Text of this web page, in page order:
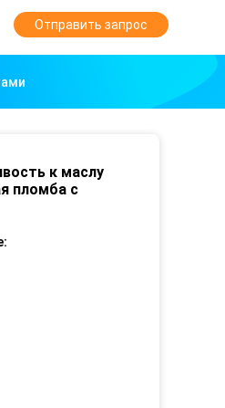
Отправить запрос
к маслу
пломба с